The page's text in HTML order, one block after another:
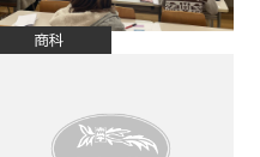
商科